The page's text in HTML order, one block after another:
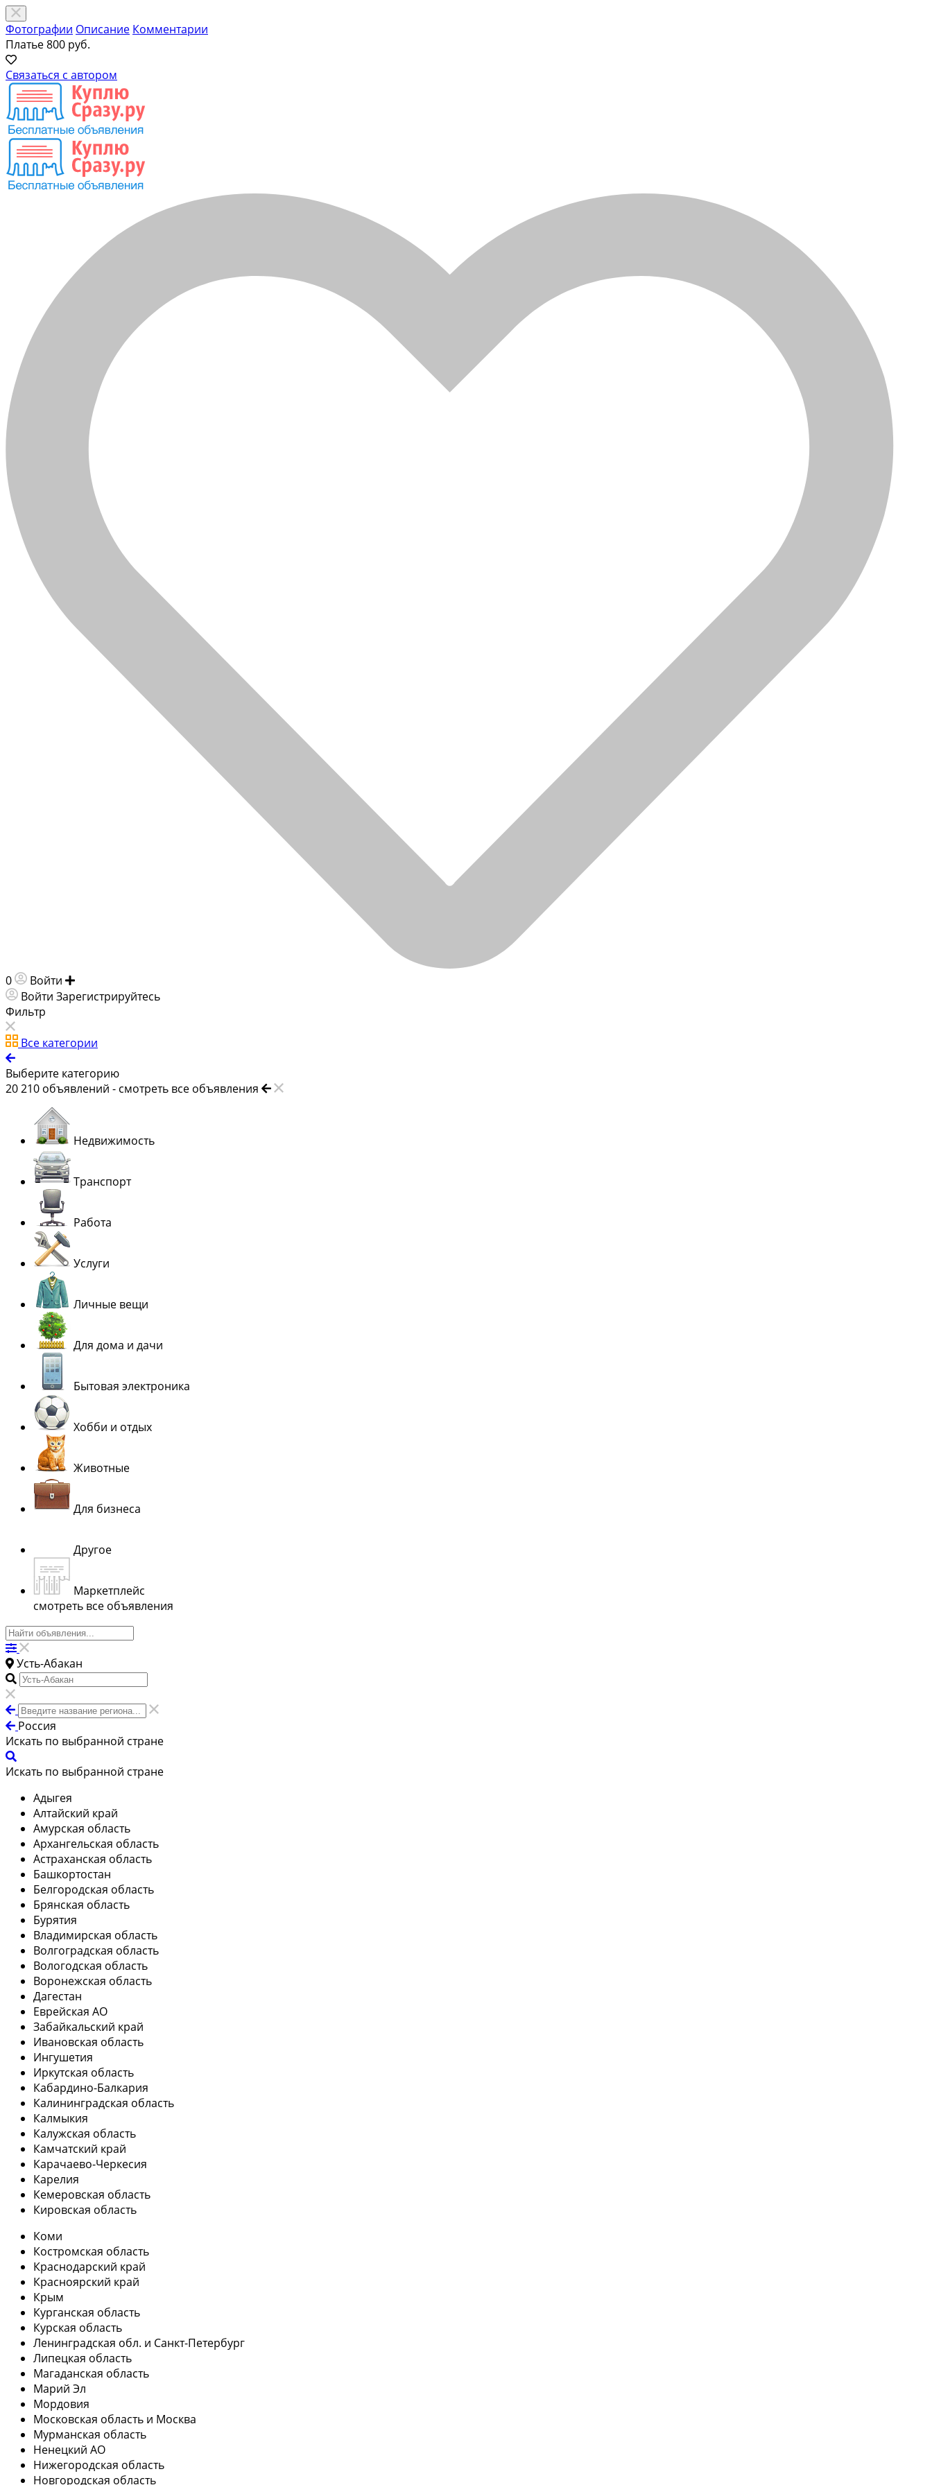
Фотографии Описание Комментарии
Платье800 руб.
Связаться с автором
0 Войти
Войти Зарегистрируйтесь
Фильтр
Все категории
Выберите категорию
20 210 объявлений - смотреть все объявления
Недвижимость
Транспорт
Работа
Услуги
Личные вещи
Для дома и дачи
Бытовая электроника
Хобби и отдых
Животные
Для бизнеса
Другое
Маркетплейс
смотреть все объявления
Усть-Абакан
Россия
Искать по выбранной стране
Искать по выбранной стране
Адыгея
Алтайский край
Амурская область
Архангельская область
Астраханская область
Башкортостан
Белгородская область
Брянская область
Бурятия
Владимирская область
Волгоградская область
Вологодская область
Воронежская область
Дагестан
Еврейская АО
Забайкальский край
Ивановская область
Ингушетия
Иркутская область
Кабардино-Балкария
Калининградская область
Калмыкия
Калужская область
Камчатский край
Карачаево-Черкесия
Карелия
Кемеровская область
Кировская область
Коми
Костромская область
Краснодарский край
Красноярский край
Крым
Курганская область
Курская область
Ленинградская обл. и Санкт-Петербург
Липецкая область
Магаданская область
Марий Эл
Мордовия
Московская область и Москва
Мурманская область
Ненецкий АО
Нижегородская область
Новгородская область